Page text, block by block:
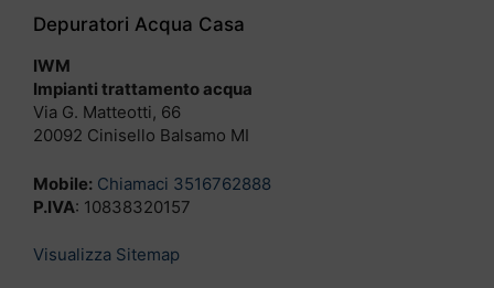
Depuratori Acqua Casa
IWM
Impianti trattamento acqua
Via G. Matteotti, 66
20092 Cinisello Balsamo MI
Mobile: Chiamaci 3516762888
P.IVA: 10838320157
Visualizza Sitemap